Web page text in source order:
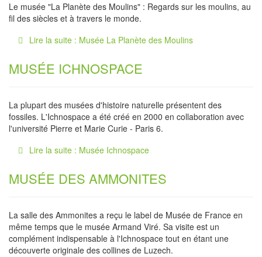
Le musée "La Planète des Moulins" : Regards sur les moulins, au
fil des siècles et à travers le monde.
Lire la suite : Musée La Planète des Moulins
MUSÉE ICHNOSPACE
La plupart des musées d'histoire naturelle présentent des
fossiles. L'Ichnospace a été créé en 2000 en collaboration avec
l'université Pierre et Marie Curie - Paris 6.
Lire la suite : Musée Ichnospace
MUSÉE DES AMMONITES
La salle des Ammonites a reçu le label de Musée de France en
même temps que le musée Armand Viré. Sa visite est un
complément indispensable à l'Ichnospace tout en étant une
découverte originale des collines de Luzech.